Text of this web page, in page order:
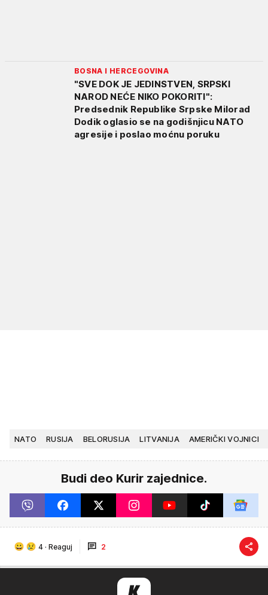
BOSNA I HERCEGOVINA
"SVE DOK JE JEDINSTVEN, SRPSKI
NAROD NEĆE NIKO POKORITI":
Predsednik Republike Srpske Milorad
Dodik oglasio se na godišnjicu NATO
agresije i poslao moćnu poruku
NATO RUSIJA BELORUSIJA LITVANIJA AMERIČKI VOJNICI
Budi deo Kurir zajednice.
4 · Reaguj 2